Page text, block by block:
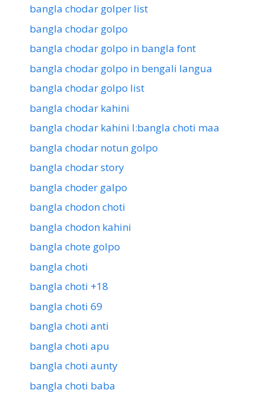
bangla chodar golper list
bangla chodar golpo
bangla chodar golpo in bangla font
bangla chodar golpo in bengali langua
bangla chodar golpo list
bangla chodar kahini
bangla chodar kahini l:bangla choti maa
bangla chodar notun golpo
bangla chodar story
bangla choder galpo
bangla chodon choti
bangla chodon kahini
bangla chote golpo
bangla choti
bangla choti +18
bangla choti 69
bangla choti anti
bangla choti apu
bangla choti aunty
bangla choti baba